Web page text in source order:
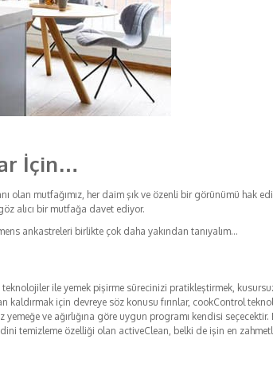
İçin…
olan mutfağımız, her daim şık ve özenli bir görünümü hak
alıcı bir mutfağa davet ediyor.
ankastreleri birlikte çok daha yakından tanıyalım…
ile yemek pişirme sürecinizi pratikleştirmek,
için devreye söz konusu fırınlar, cookControl
ve ağırlığına göre uygun programı kendisi
temizleme özelliği olan activeClean, belki de işin en